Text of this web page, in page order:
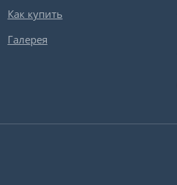
Как купить
Галерея